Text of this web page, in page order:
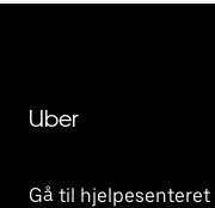
Uber
Gå til hjelpesenteret